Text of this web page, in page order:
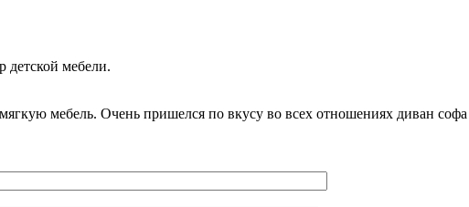
детской мебели.
мебель. Очень пришелся по вкусу во всех отношениях диван